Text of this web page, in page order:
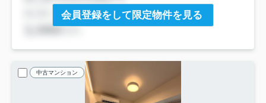
会員登録をして限定物件を見る
中古マンション